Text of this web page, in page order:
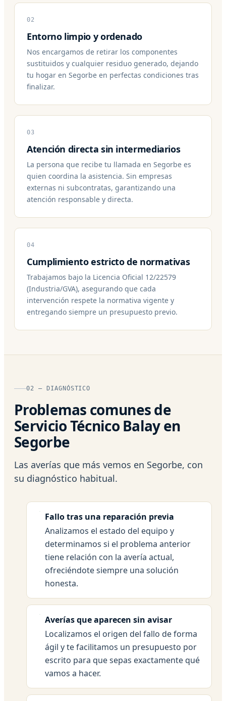
02
Entorno limpio y ordenado
Nos encargamos de retirar los componentes
sustituidos y cualquier residuo generado, dejando
tu hogar en Segorbe en perfectas condiciones tras
finalizar.
03
Atención directa sin intermediarios
La persona que recibe tu llamada en Segorbe es
quien coordina la asistencia. Sin empresas
externas ni subcontratas, garantizando una
atención responsable y directa.
04
Cumplimiento estricto de normativas
Trabajamos bajo la Licencia Oficial 12/22579
(Industria/GVA), asegurando que cada
intervención respete la normativa vigente y
entregando siempre un presupuesto previo.
02 — DIAGNÓSTICO
Problemas comunes de
Servicio Técnico Balay en
Segorbe
Las averías que más vemos en Segorbe, con
su diagnóstico habitual.
Fallo tras una reparación previa
Analizamos el estado del equipo y
determinamos si el problema anterior
tiene relación con la avería actual,
ofreciéndote siempre una solución
honesta.
Averías que aparecen sin avisar
Localizamos el origen del fallo de forma
ágil y te facilitamos un presupuesto por
escrito para que sepas exactamente qué
vamos a hacer.